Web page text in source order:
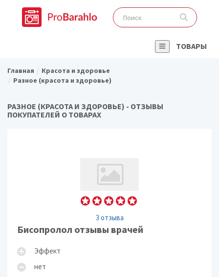
ТОВАРЫ
Главная
Красота и здоровье
Разное (красота и здоровье)
РАЗНОЕ (КРАСОТА И ЗДОРОВЬЕ) - ОТЗЫВЫ
ПОКУПАТЕЛЕЙ О ТОВАРАХ
3 отзыва
Бисопролол отзывы врачей
Эффект
нет